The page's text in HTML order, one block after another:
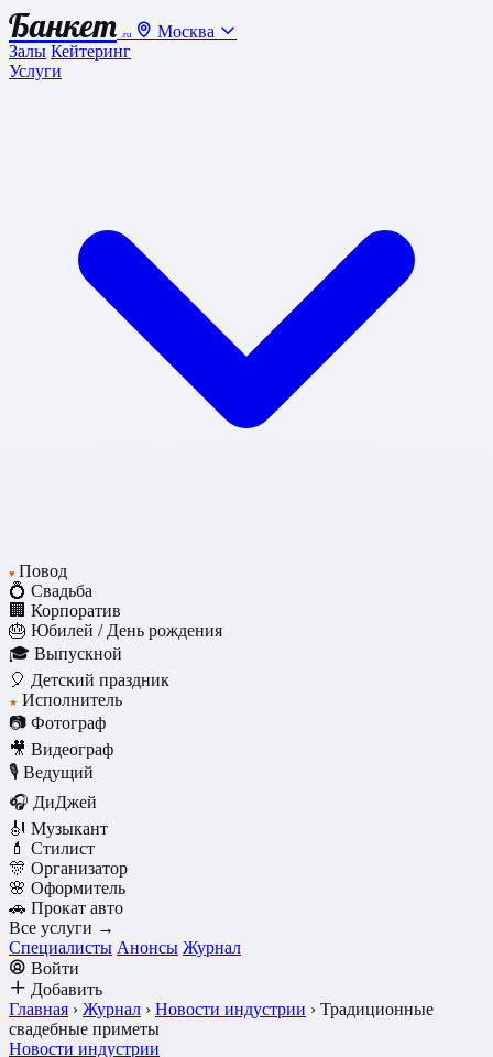
Банкет .ru
Москва
Залы Кейтеринг
Услуги
♥ Повод
💍 Свадьба
🏢 Корпоратив
🎂 Юбилей / День рождения
🎓 Выпускной
🎈 Детский праздник
★ Исполнитель
📷 Фотограф
🎥 Видеограф
🎙️ Ведущий
🎧 ДиДжей
🎻 Музыкант
💄 Стилист
🎊 Организатор
🌸 Оформитель
🚗 Прокат авто
Все услуги →
Специалисты Анонсы Журнал
Войти
Добавить
Главная › Журнал › Новости индустрии › Традиционные
свадебные приметы
Новости индустрии